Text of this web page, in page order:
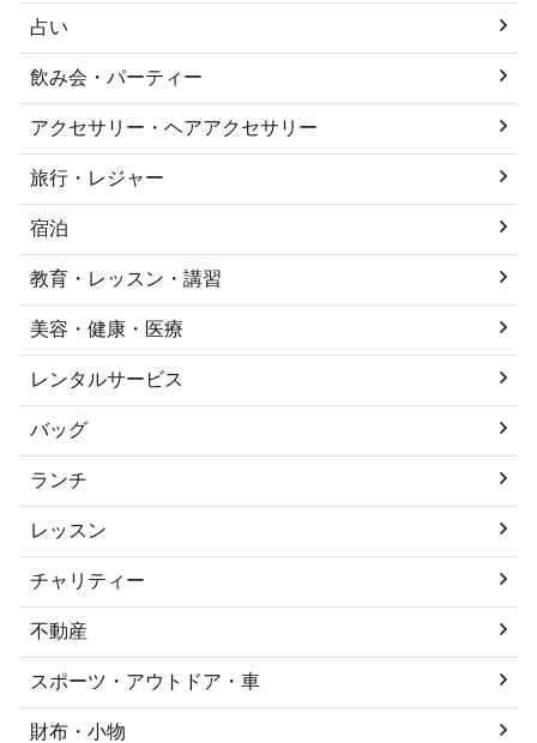
占い
飲み会・パーティー
アクセサリー・ヘアアクセサリー
旅行・レジャー
宿泊
教育・レッスン・講習
美容・健康・医療
レンタルサービス
バッグ
ランチ
レッスン
チャリティー
不動産
スポーツ・アウトドア・車
財布・小物